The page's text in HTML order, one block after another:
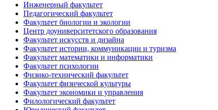
Инженерный факультет
Педагогический факультет
Факультет биологии и экологии
Центр доуниверситетского образования
Факультет искусств и дизайна
Факультет истории, коммуникации и туризма
Факультет математики и информатики
Факультет психологии
Физико-технический факультет
Факультет физической культуры
Факультет экономики и управления
Филологический факультет